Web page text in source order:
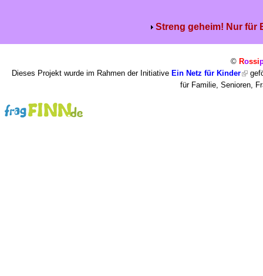
Streng geheim! Nur für
© Rossi
Dieses Projekt wurde im Rahmen der Initiative Ein Netz für Kinder
für Familie, Senioren,